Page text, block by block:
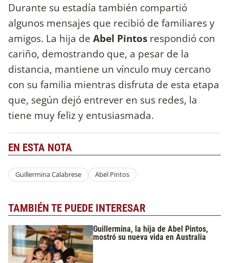
Durante su estadía también compartió
algunos mensajes que recibió de familiares y
amigos. La hija de Abel Pintos respondió con
cariño, demostrando que, a pesar de la
distancia, mantiene un vínculo muy cercano
con su familia mientras disfruta de esta etapa
que, según dejó entrever en sus redes, la
tiene muy feliz y entusiasmada.
EN ESTA NOTA
Guillermina Calabrese Abel Pintos
TAMBIÉN TE PUEDE INTERESAR
Guillermina, la hija de Abel Pintos,
mostró su nueva vida en Australia